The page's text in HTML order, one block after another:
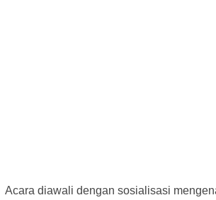
Acara diawali dengan sosialisasi